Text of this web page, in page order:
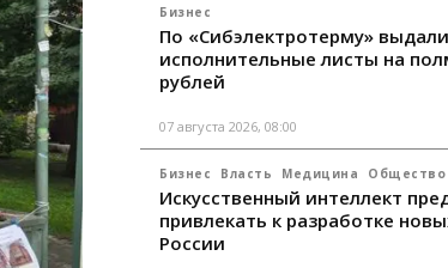
Бизнес
По «Сибэлектротерму» выдали
исполнительные листы на
рублей
07 августа 2026, 08:00
Бизнес Власть Медицина Общество
Искусственный интеллект
привлекать к разработке
России